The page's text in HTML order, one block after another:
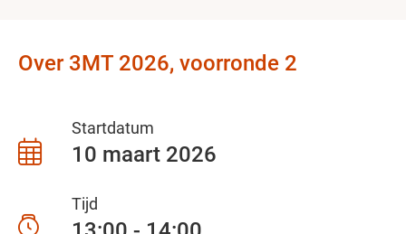
Over 3MT 2026, voorronde 2
Startdatum
10 maart 2026
Tijd